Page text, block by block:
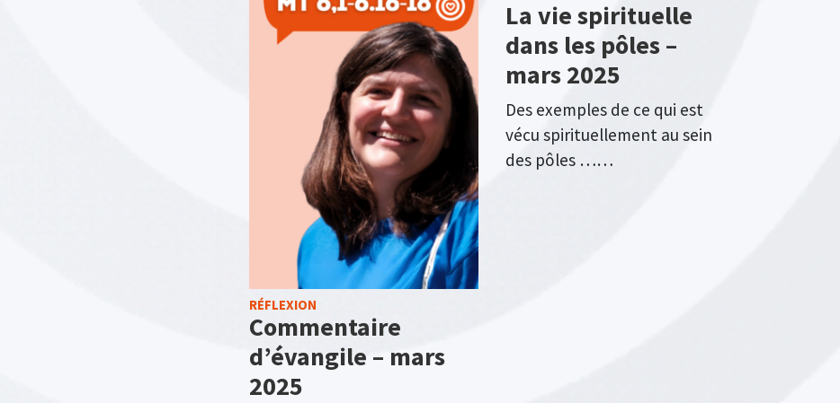
RÉFLEXION
Commentaire
d’évangile – mars
2025
La vie spirituelle
dans les pôles –
mars 2025
Des exemples de ce qui est
vécu spirituellement au sein
des pôles ……